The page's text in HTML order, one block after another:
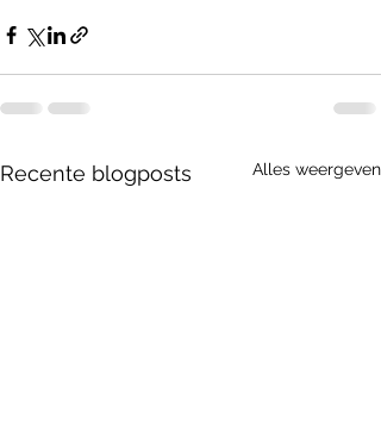
Recente blogposts Alles weergeven